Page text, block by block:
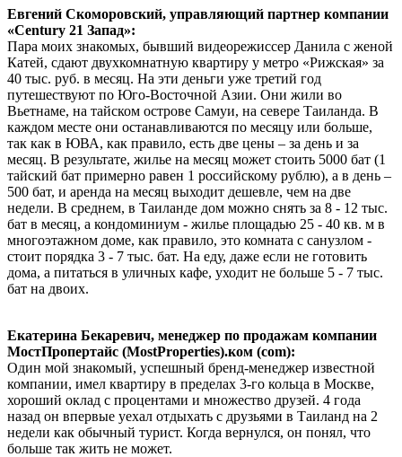
Евгений Скоморовский, управляющий партнер компании
«Century 21 Запад»:
Пара моих знакомых, бывший видеорежиссер Данила с женой
Катей, сдают двухкомнатную квартиру у метро «Рижская» за
40 тыс. руб. в месяц. На эти деньги уже третий год
путешествуют по Юго-Восточной Азии. Они жили во
Вьетнаме, на тайском острове Самуи, на севере Таиланда. В
каждом месте они останавливаются по месяцу или больше,
так как в ЮВА, как правило, есть две цены – за день и за
месяц. В результате, жилье на месяц может стоить 5000 бат (1
тайский бат примерно равен 1 российскому рублю), а в день –
500 бат, и аренда на месяц выходит дешевле, чем на две
недели. В среднем, в Таиланде дом можно снять за 8 - 12 тыс.
бат в месяц, а кондоминиум - жилье площадью 25 - 40 кв. м в
многоэтажном доме, как правило, это комната с санузлом -
стоит порядка 3 - 7 тыс. бат. На еду, даже если не готовить
дома, а питаться в уличных кафе, уходит не больше 5 - 7 тыс.
бат на двоих.
Екатерина Бекаревич, менеджер по продажам компании
МостПропертайс (MostProperties).ком (com):
Один мой знакомый, успешный бренд-менеджер известной
компании, имел квартиру в пределах 3-го кольца в Москве,
хороший оклад с процентами и множество друзей. 4 года
назад он впервые уехал отдыхать с друзьями в Таиланд на 2
недели как обычный турист. Когда вернулся, он понял, что
больше так жить не может.